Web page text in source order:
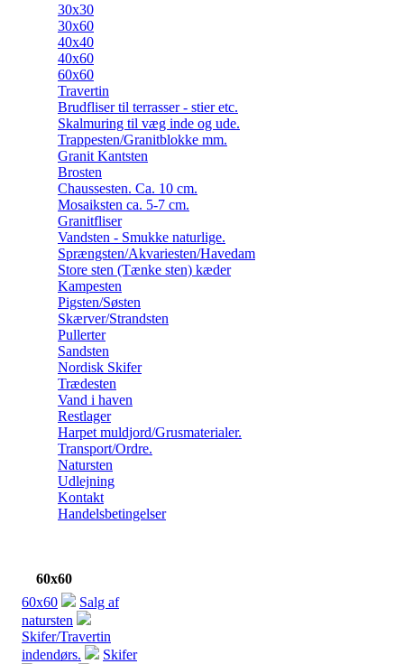
30x30
30x60
40x40
40x60
60x60
Travertin
Brudfliser til terrasser - stier etc.
Skalmuring til væg inde og ude.
Trappesten/Granitblokke mm.
Granit Kantsten
Brosten
Chaussesten. Ca. 10 cm.
Mosaiksten ca. 5-7 cm.
Granitfliser
Vandsten - Smukke naturlige.
Sprængsten/Akvariesten/Havedam
Store sten (Tænke sten) kæder
Kampesten
Pigsten/Søsten
Skærver/Strandsten
Pullerter
Sandsten
Nordisk Skifer
Trædesten
Vand i haven
Restlager
Harpet muldjord/Grusmaterialer.
Transport/Ordre.
Natursten
Udlejning
Kontakt
Handelsbetingelser
60x60
60x60
Salg af
natursten
Skifer/Travertin
indendørs.
Skifer